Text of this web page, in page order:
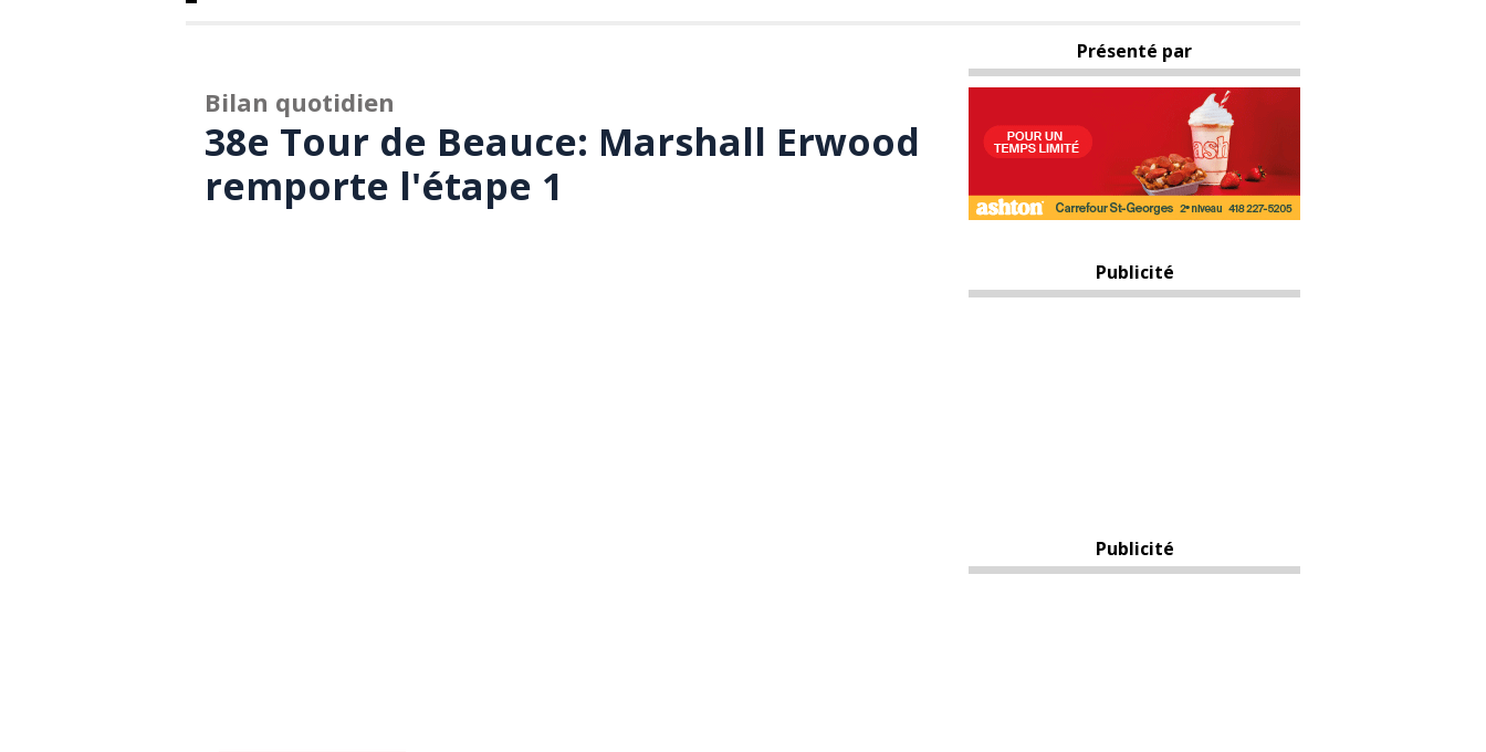
Bilan quotidien
38e Tour de Beauce: Marshall Erwood
remporte l'étape 1
Présenté par
Publicité
Publicité